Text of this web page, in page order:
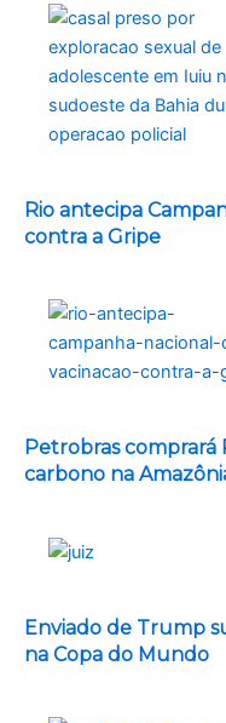
Rio antecipa
contra a Gripe
Petrobras comprará
carbono na
Enviado de Trump
na Copa do Mundo